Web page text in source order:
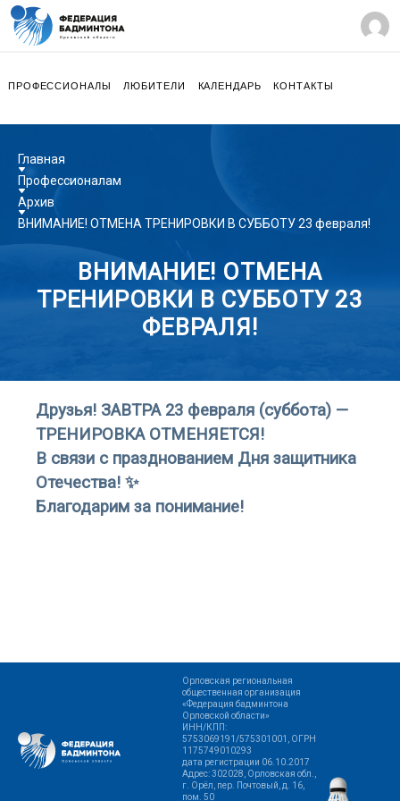
ПРОФЕССИОНАЛЫ ЛЮБИТЕЛИ КАЛЕНДАРЬ КОНТАКТЫ
Главная
Профессионалам
Архив
ВНИМАНИЕ! ОТМЕНА ТРЕНИРОВКИ В СУББОТУ 23 февраля!
ВНИМАНИЕ! ОТМЕНА
ТРЕНИРОВКИ В СУББОТУ 23
ФЕВРАЛЯ!
Друзья! ЗАВТРА 23 февраля (суббота) —
ТРЕНИРОВКА ОТМЕНЯЕТСЯ!
В связи с празднованием Дня защитника
Отечества! ✨
Благодарим за понимание!
Орловская региональная
общественная организация
«Федерация бадминтона
Орловской области»
ИНН/КПП:
5753069191/575301001, ОГРН
1175749010293
дата регистрации 06.10.2017
Адрес: 302028, Орловская обл.,
г. Орёл, пер. Почтовый, д. 16,
пом. 50